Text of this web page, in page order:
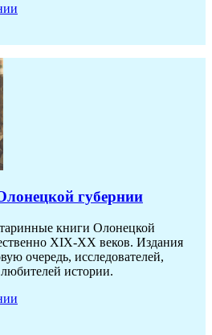
губернии
книги Олонецкой
XIX-ХХ веков. Издания
очередь, исследователей,
истории.